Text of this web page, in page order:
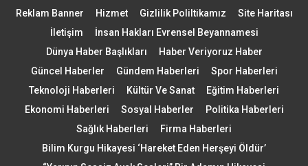
Reklam Banner
Hizmet Gizlilik Poliltikamız
Site Haritası
İletişim
İnsan Hakları Evrensel Beyannamesi
Dünya Haber Başlıkları
Haber Veriyoruz Haber
Güncel Haberler
Gündem Haberleri
Spor Haberleri
Teknoloji Haberleri
Kültür Ve Sanat
Eğitim Haberleri
Ekonomi Haberleri
Sosyal Haberler
Politika Haberleri
Sağlık Haberleri
Firma Haberleri
Bilim Kurgu Hikayesi ‘Hareket Eden Herşeyi Öldür’